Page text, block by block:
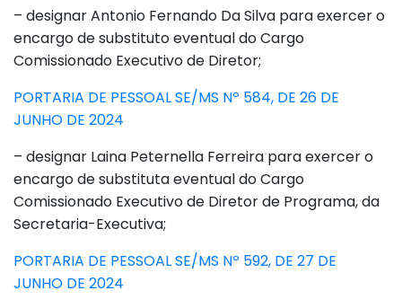
– designar Antonio Fernando Da Silva para exercer o
encargo de substituto eventual do Cargo
Comissionado Executivo de Diretor;
PORTARIA DE PESSOAL SE/MS Nº 584, DE 26 DE
JUNHO DE 2024
– designar Laina Peternella Ferreira para exercer o
encargo de substituta eventual do Cargo
Comissionado Executivo de Diretor de Programa, da
Secretaria-Executiva;
PORTARIA DE PESSOAL SE/MS Nº 592, DE 27 DE
JUNHO DE 2024